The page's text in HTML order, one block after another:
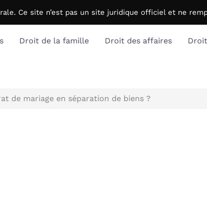
Ce site n’est pas un site juridique officiel et ne
Droit de la famille Droit des affaires
de mariage en séparation de biens ?